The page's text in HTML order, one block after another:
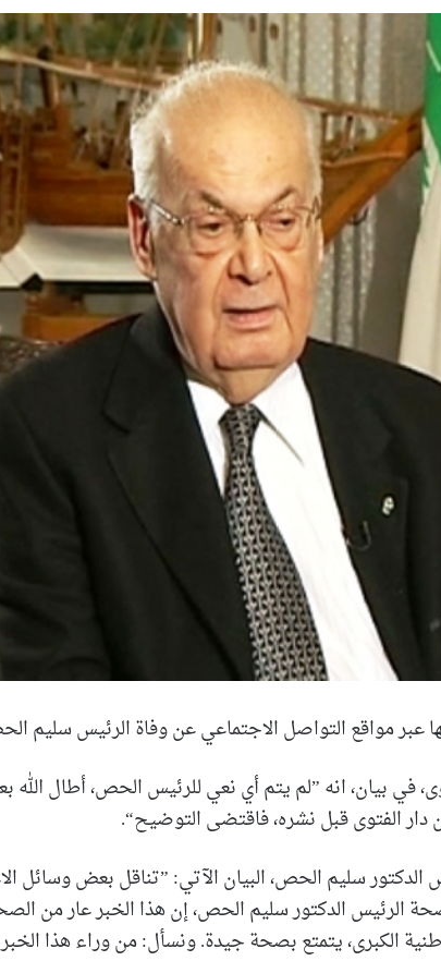
إلكترونيا
عبر مواقع التواصل الاجتماعي عن وفاة الرئيس سليم
في بيان، انه ”لم يتم أي نعي للرئيس الحص، أطال الله
الفتوى قبل نشره، فاقتضى التوضيح“.
سليم الحص، البيان الآتي: ”تناقل بعض وسائل
الرئيس الدكتور سليم الحص، إن هذا الخبر عار من
الكبرى، يتمتع بصحة جيدة. ونسأل: من وراء هذا